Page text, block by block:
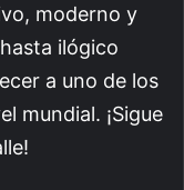
moderno y
ilógico
a uno de los
mundial. ¡Sigue